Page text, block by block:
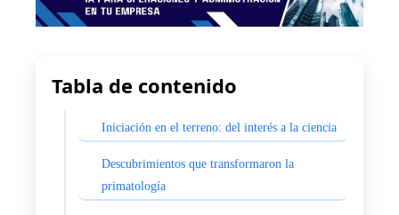
Tabla de contenido
Iniciación en el terreno: del interés a la ciencia
Descubrimientos que transformaron la
primatología